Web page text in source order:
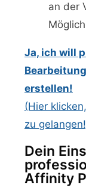
an der
Ja, ich will
erstellen!
(Hier
zu
Dein
Affinity